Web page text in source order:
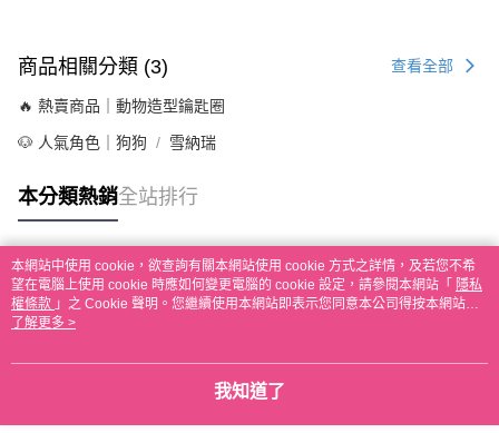
商品相關分類 (3) 查看全部
🔥 熱賣商品｜動物造型鑰匙圈
🐶 人氣角色｜狗狗 雪納瑞
本分類熱銷全站排行
熱門標籤
本網站中使用 cookie，欲查詢有關本網站使用 cookie 方式之詳情，及若您不希
望在電腦上使用 cookie 時應如何變更電腦的 cookie 設定，請參閱本網站「 隱私
權條款 」之 Cookie 聲明。您繼續使用本網站即表示您同意本公司得按本網站使
用條款之 Cookie 聲明使用 cookie。
了解更多 >
我知道了